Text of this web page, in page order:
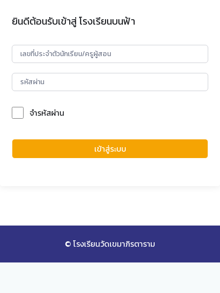
ยินดีต้อนรับเข้าสู่ โรงเรียนบนฟ้า
จำรหัสผ่าน
เข้าสู่ระบบ
© โรงเรียนวัดเขมาภิรตาราม